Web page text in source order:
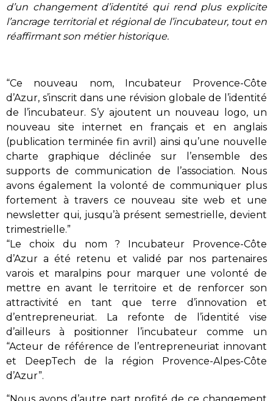
d’un changement d’identité qui rend plus explicite
l’ancrage territorial et régional de l’incubateur, tout en
réaffirmant son métier historique.
“Ce nouveau nom, Incubateur Provence-Côte
d’Azur, s’inscrit dans une révision globale de l’identité
de l’incubateur. S’y ajoutent un nouveau logo, un
nouveau site internet en français et en anglais
(publication terminée fin avril) ainsi qu’une nouvelle
charte graphique déclinée sur l’ensemble des
supports de communication de l’association. Nous
avons également la volonté de communiquer plus
fortement à travers ce nouveau site web et une
newsletter qui, jusqu’à présent semestrielle, devient
trimestrielle.”
“Le choix du nom ? Incubateur Provence-Côte
d’Azur a été retenu et validé par nos partenaires
varois et maralpins pour marquer une volonté de
mettre en avant le territoire et de renforcer son
attractivité en tant que terre d’innovation et
d’entrepreneuriat. La refonte de l’identité vise
d’ailleurs à positionner l’incubateur comme un
“Acteur de référence de l’entrepreneuriat innovant
et DeepTech de la région Provence-Alpes-Côte
d’Azur”.